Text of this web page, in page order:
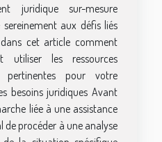
juridique sur-mesure
aux défis liés
cet article comment
utiliser les ressources
pertinentes pour votre
besoins juridiques Avant
liée à une assistance
de procéder à une analyse